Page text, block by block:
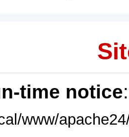
time notice
www/